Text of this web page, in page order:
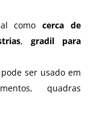
comocerca de
,gradil para
ser usado em
quadras